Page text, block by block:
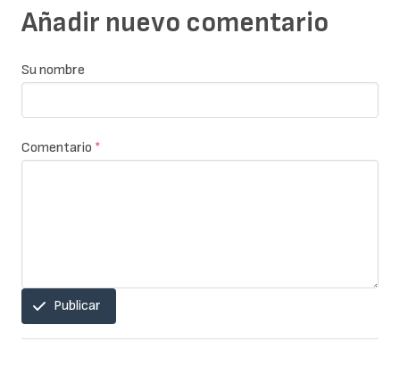
Añadir nuevo comentario
Su nombre
Comentario *
Publicar